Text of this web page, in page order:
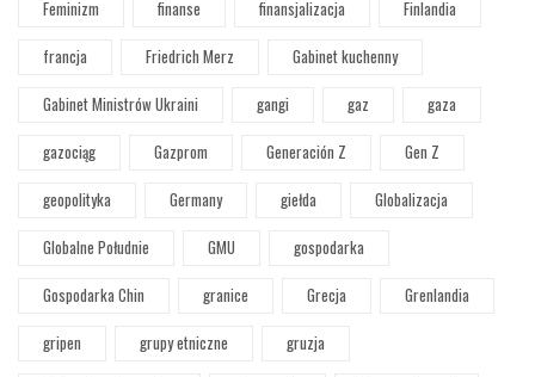
Feminizm
finanse finansjalizacja
Finlandia
francja
Friedrich Merz
Gabinet kuchenny
Gabinet Ministrów Ukraini
gangi gaz
gaza
gazociąg
Gazprom Generación Z
Gen Z
geopolityka
Germany giełda
Globalizacja
Globalne Południe
GMU
gospodarka
Gospodarka Chin
granice Grecja
Grenlandia
gripen
grupy etniczne
gruzja